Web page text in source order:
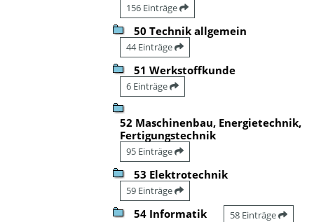
156 Einträge
50 Technik allgemein
44 Einträge
51 Werkstoffkunde
6 Einträge
52 Maschinenbau, Energietechnik,
Fertigungstechnik
95 Einträge
53 Elektrotechnik
59 Einträge
54 Informatik 58 Einträge